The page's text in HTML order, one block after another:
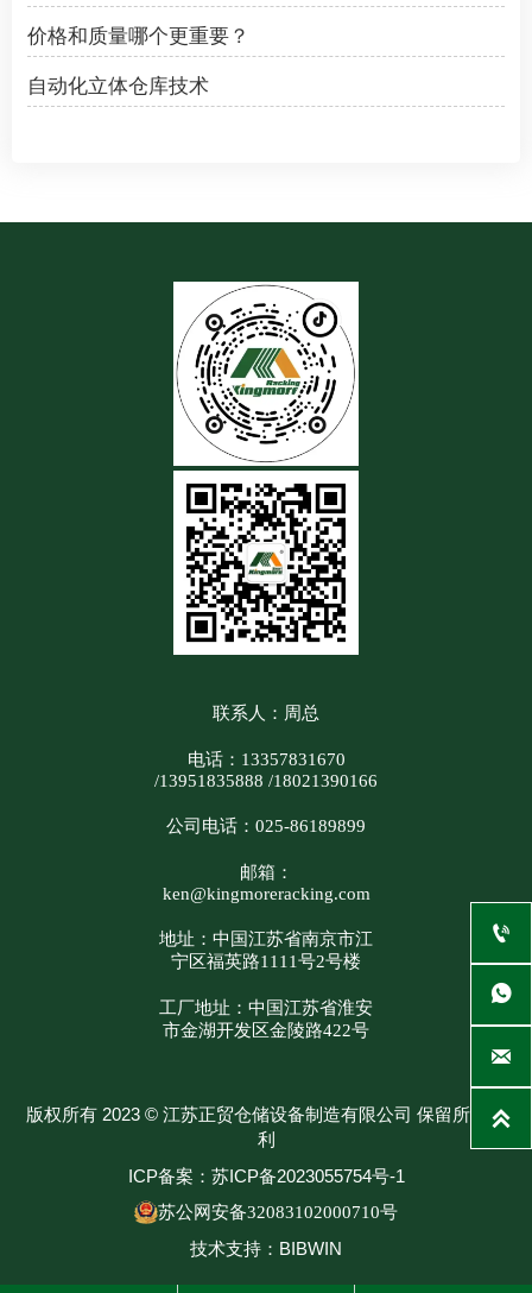
价格和质量哪个更重要？
自动化立体仓库技术
联系人：周总
电话：13357831670
/13951835888 /18021390166
公司电话：025-86189899
邮箱：
ken@kingmoreracking.com
地址：中国江苏省南京市江
宁区福英路1111号2号楼
工厂地址：中国江苏省淮安
市金湖开发区金陵路422号
版权所有 2023 © 江苏正贸仓储设备制造有限公司 保留所有权
利
ICP备案：苏ICP备2023055754号-1
苏公网安备32083102000710号
技术支持：BIBWIN



